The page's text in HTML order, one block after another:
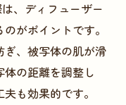
用規約策定ポイ
役立つ集客戦略
、ディフューザー
がポイントです。
ぎ、被写体の肌が滑
の距離を調整し
も効果的です。